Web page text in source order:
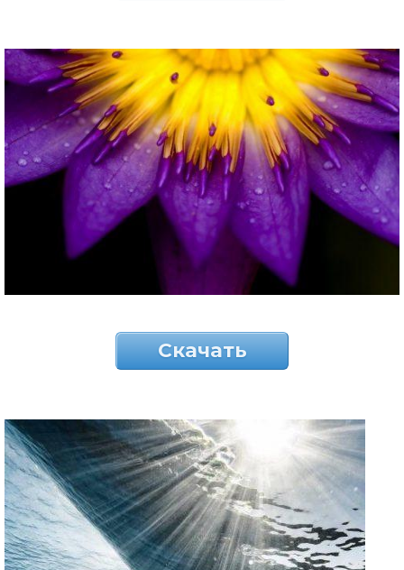
Скачать